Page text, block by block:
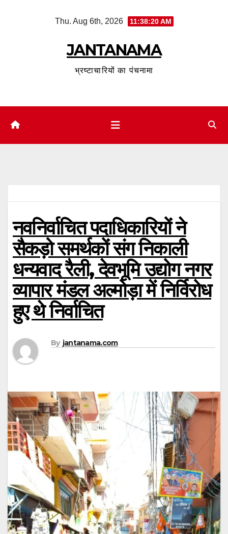
Thu. Aug 6th, 2026 11:38:21 AM
JANTANAMA
भ्रष्टाचारियों का पंचनामा
नवनिर्वाचित पदाधिकारियों ने
सैकड़ो समर्थकों संग निकाली
धन्यवाद रैली, देवभूमि उद्योग नगर
व्यापार मंडल अल्मोड़ा में निर्विरोध
हुए थे निर्वाचित
By jantanama.com